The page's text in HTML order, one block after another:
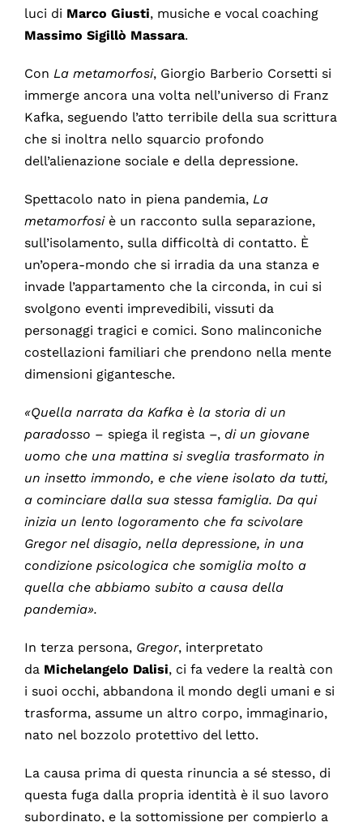
luci di Marco Giusti, musiche e vocal coaching
Massimo Sigillò Massara.
Con La metamorfosi, Giorgio Barberio Corsetti si
immerge ancora una volta nell’universo di Franz
Kafka, seguendo l’atto terribile della sua scrittura
che si inoltra nello squarcio profondo
dell’alienazione sociale e della depressione.
Spettacolo nato in piena pandemia, La
metamorfosiè un racconto sulla separazione,
sull’isolamento, sulla difficoltà di contatto. È
un’opera-mondo che si irradia da una stanza e
invade l’appartamento che la circonda, in cui si
svolgono eventi imprevedibili, vissuti da
personaggi tragici e comici. Sono malinconiche
costellazioni familiari che prendono nella mente
dimensioni gigantesche.
«Quella narrata da Kafka è la storia di un
paradosso – spiega il regista –, di un giovane
uomo che una mattina si sveglia trasformato in
un insetto immondo, e che viene isolato da tutti,
a cominciare dalla sua stessa famiglia. Da qui
inizia un lento logoramento che fa scivolare
Gregor nel disagio, nella depressione, in una
condizione psicologica che somiglia molto a
quella che abbiamo subito a causa della
pandemia».
In terza persona, Gregor, interpretato
da Michelangelo Dalisi, ci fa vedere la realtà con
i suoi occhi, abbandona il mondo degli umani e si
trasforma, assume un altro corpo, immaginario,
nato nel bozzolo protettivo del letto.
La causa prima di questa rinuncia a sé stesso, di
questa fuga dalla propria identità è il suo lavoro
subordinato, e la sottomissione per compierlo a